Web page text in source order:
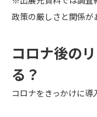
政策の厳しさと関係が
コロナ後の
る？
コロナをきっかけに導